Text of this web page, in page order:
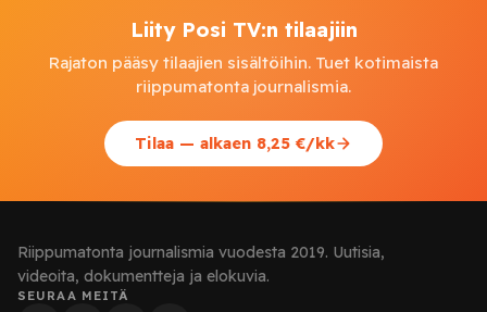
Liity Posi TV:n tilaajiin
Rajaton pääsy tilaajien sisältöihin. Tuet kotimaista
riippumatonta journalismia.
Tilaa — alkaen 8,25 €/kk
Riippumatonta journalismia vuodesta 2019. Uutisia,
videoita, dokumentteja ja elokuvia.
SEURAA MEITÄ